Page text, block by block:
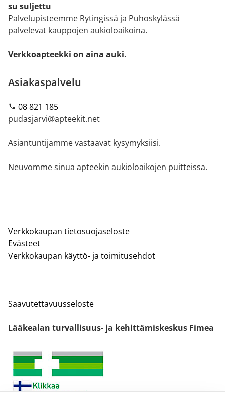
su suljettu
Palvelupisteemme Rytingissä ja Puhoskylässä
palvelevat kauppojen aukioloaikoina.
Verkkoapteekki on aina auki.
Asiakaspalvelu
08 821 185
pudasjarvi@apteekit.net
Asiantuntijamme vastaavat kysymyksiisi.
Neuvomme sinua apteekin aukioloaikojen puitteissa.
Verkkokaupan tietosuojaseloste
Evästeet
Verkkokaupan käyttö- ja toimitusehdot
Saavutettavuusseloste
Lääkealan turvallisuus- ja kehittämiskeskus Fimea